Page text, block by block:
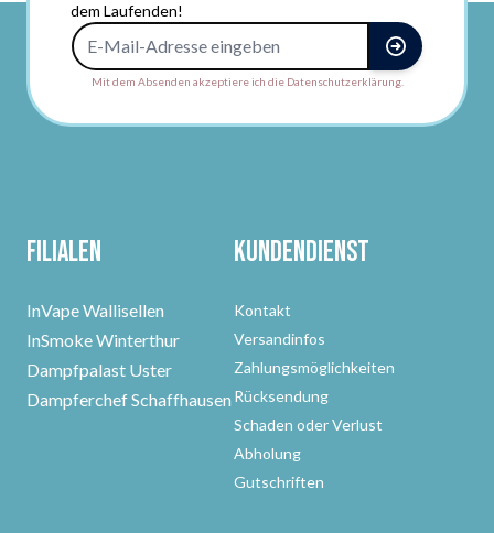
dem Laufenden!
Mit dem Absenden akzeptiere ich die Datenschutzerklärung.
Filialen
InVape Wallisellen
InSmoke Winterthur
Dampfpalast Uster
Dampferchef Schaffhausen
Kundendienst
Kontakt
Versandinfos
Zahlungsmöglichkeiten
Rücksendung
Schaden oder Verlust
Abholung
Gutschriften